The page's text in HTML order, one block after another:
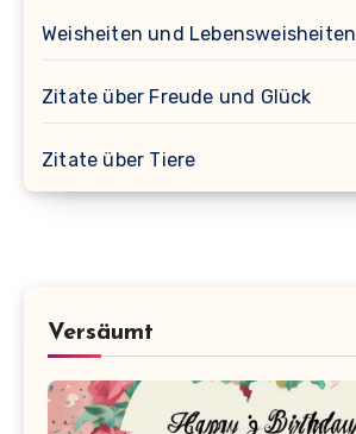
Weisheiten und Lebensweisheiten
Zitate über Freude und Glück
Zitate über Tiere
Versäumt